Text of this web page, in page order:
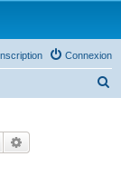
Connexion
Rechercher